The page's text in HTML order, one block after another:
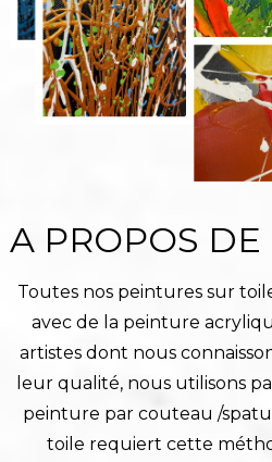
A PROPOS DE
Toutes nos peintures sur
avec de la peinture
artistes dont nous
leur qualité, nous utilisons
peinture par couteau /
toile requiert cette